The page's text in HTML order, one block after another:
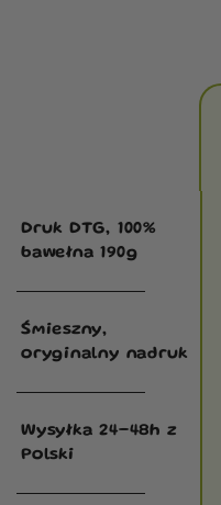
Druk DTG, 100%
bawełna 190g
Śmieszny,
oryginalny nadruk
Wysyłka 24–48h z
Polski